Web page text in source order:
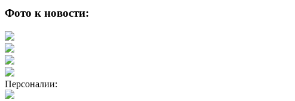
Фото к новости:
Персоналии: